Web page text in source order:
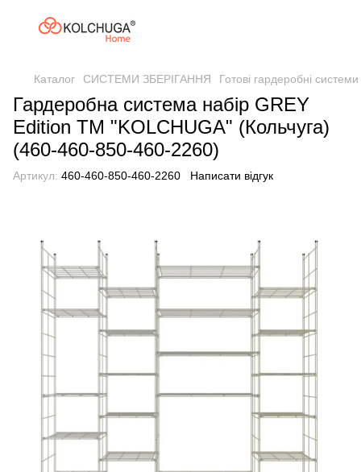
Каталог СИСТЕМИ ЗБЕРІГАННЯ Готові гардеробні системи
Гардеробна система набір GREY
Edition ТМ "KOLCHUGA" (Кольчуга)
(460-460-850-460-2260)
Артикул: 460-460-850-460-2260 Написати відгук